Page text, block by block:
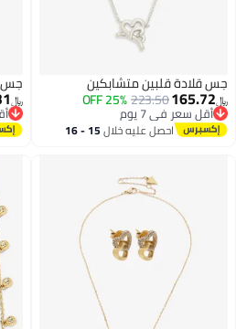
جس قلادة قلبين متشابكين
﷼‏165.72
223.50
25% OFF
أقل سعر في 7 يوم
أقل سعر في 7 يوماحصل عليه خلال 15 - 16
جس
﷼‏